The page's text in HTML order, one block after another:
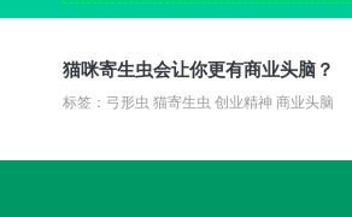
猫咪寄生虫会让你更有商业头脑？
标签：弓形虫 猫寄生虫 创业精神 商业头脑